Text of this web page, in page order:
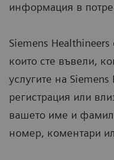
информация в
Siemens
които сте въвели,
услугите на
регистрация или
вашето име и
номер, коментари